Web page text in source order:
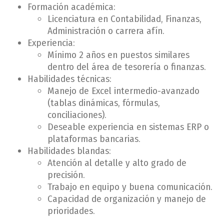
Formación académica:
Licenciatura en Contabilidad, Finanzas,
Administración o carrera afín.
Experiencia:
Mínimo 2 años en puestos similares
dentro del área de tesorería o finanzas.
Habilidades técnicas:
Manejo de Excel intermedio-avanzado
(tablas dinámicas, fórmulas,
conciliaciones).
Deseable experiencia en sistemas ERP o
plataformas bancarias.
Habilidades blandas:
Atención al detalle y alto grado de
precisión.
Trabajo en equipo y buena comunicación.
Capacidad de organización y manejo de
prioridades.